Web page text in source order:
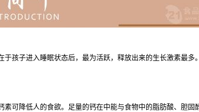
孩子进入睡眠状态后，最为活跃，释放出来的生长激素最
可降低人的食欲。足量的钙在中能与食物中的脂肪酸、胆